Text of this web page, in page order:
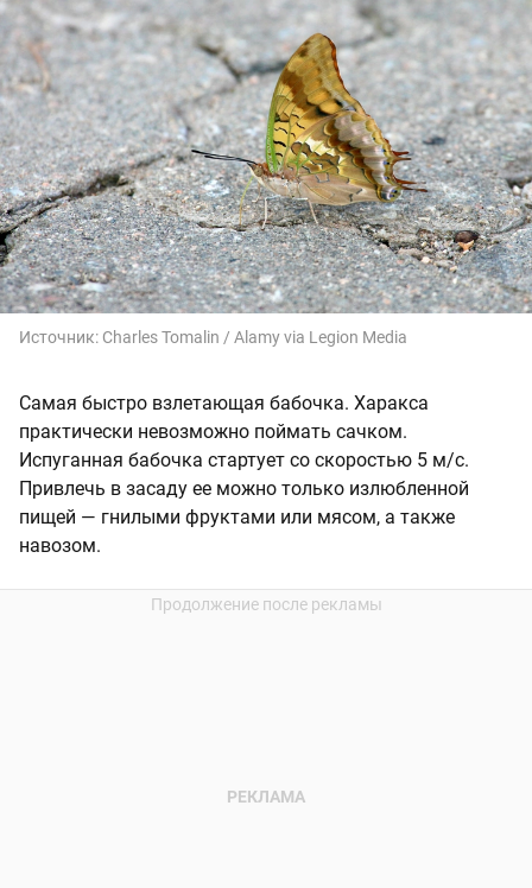
Источник: Charles Tomalin / Alamy via Legion Media
Самая быстро взлетающая бабочка. Харакса
практически невозможно поймать сачком.
Испуганная бабочка стартует со скоростью 5 м/с.
Привлечь в засаду ее можно только излюбленной
пищей — гнилыми фруктами или мясом, а также
навозом.